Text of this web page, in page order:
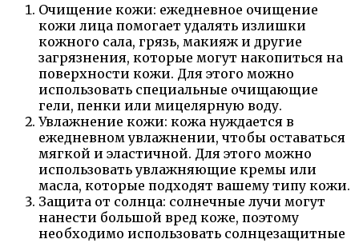
Очищение кожи: ежедневное очищение
кожи лица помогает удалять излишки
кожного сала, грязь, макияж и другие
загрязнения, которые могут накопиться на
поверхности кожи. Для этого можно
использовать специальные очищающие
гели, пенки или мицелярную воду.
Увлажнение кожи: кожа нуждается в
ежедневном увлажнении, чтобы оставаться
мягкой и эластичной. Для этого можно
использовать увлажняющие кремы или
масла, которые подходят вашему типу кожи.
Защита от солнца: солнечные лучи могут
нанести большой вред коже, поэтому
необходимо использовать солнцезащитные